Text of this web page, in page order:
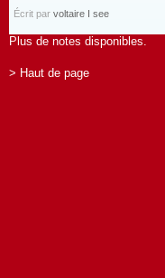
Écrit par voltaire I see
Plus de notes disponibles.
> Haut de page